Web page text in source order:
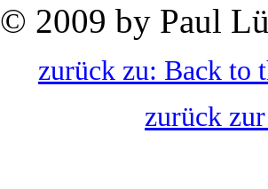
© 2009 by Paul
zurück zu: Back to
zurück